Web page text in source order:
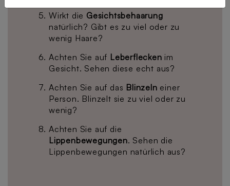
Wirkt die Gesichtsbehaarung
natürlich? Gibt es zu viel oder zu
wenig Haare?
Achten Sie auf Leberflecken im
Gesicht. Sehen diese echt aus?
Achten Sie auf das Blinzeln einer
Person. Blinzelt sie zu viel oder zu
wenig?
Achten Sie auf die
Lippenbewegungen. Sehen die
Lippenbewegungen natürlich aus?